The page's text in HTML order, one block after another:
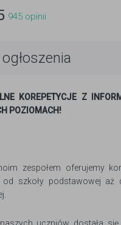
945 opinii
KOREPETYCJE Z
POZIOMACH!
zespołem oferujemy
od szkoły podstawowej aż